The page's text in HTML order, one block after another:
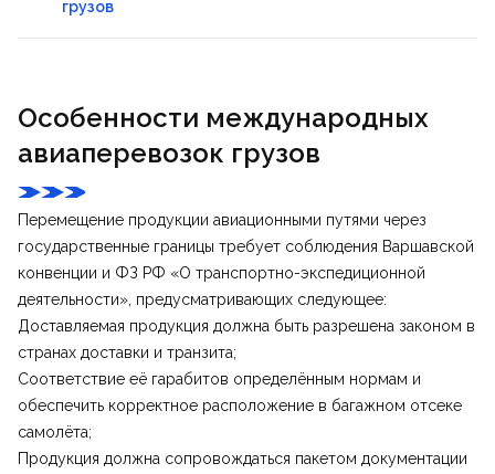
грузов
Особенности международных
авиаперевозок грузов
Перемещение продукции авиационными путями через
государственные границы требует соблюдения Варшавской
конвенции и ФЗ РФ «О транспортно-экспедиционной
деятельности», предусматривающих следующее:
Доставляемая продукция должна быть разрешена законом в
странах доставки и транзита;
Соответствие её гарабитов определённым нормам и
обеспечить корректное расположение в багажном отсеке
самолёта;
Продукция должна сопровождаться пакетом документации